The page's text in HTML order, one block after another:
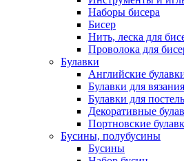
Наборы бисера
Бисер
Нить, леска для
Проволока для
Булавки
Английские
Булавки для вязания
Булавки для
Декоративные
Портновские
Бусины, полубусины
Бусины